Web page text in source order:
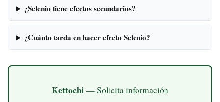
¿Selenio tiene efectos secundarios?
¿Cuánto tarda en hacer efecto Selenio?
Kettochi— Solicita información